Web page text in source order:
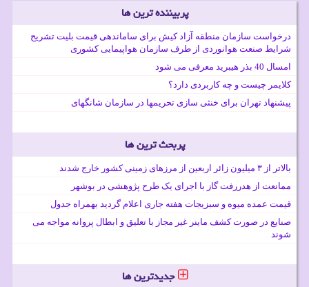
پربیننده ترین ها
درخواست سازمان منطقه آزاد کیش برای ساماندهی قیمت بلیت تشریح
شرایط صنعت هوانوردی از طرف سازمان هواپیمایی کشوری
امسال 40 بذر هیبرید معرفی می شود
کلایمر چیست و چه کاربردی دارد؟
پیشنهاد تهران برای خنثی سازی تحریمها در سازمان شانگهای
پربحث ترین ها
بالاتر از ۳ میلیون زائر اربعین از مرزهای زمینی کشور خارج شدند
ممانعت از هدررفت گاز با اجرای یک طرح پژوهشی در بوشهر
قیمت عمده میوه و سبزیجات هفته جاری اعلام گردید بهمراه جدول
صنایع در صورت کشف ماینر غیر مجاز با تعلیق و ابطال پروانه مواجه می
شوند
جدیدترین ها